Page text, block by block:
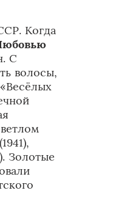
Когда
С
волосы,
Золотые